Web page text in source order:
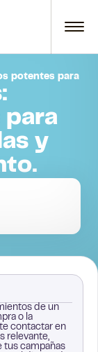
potentes para
y
de un
o la
contactar en
relevante,
tus campañas